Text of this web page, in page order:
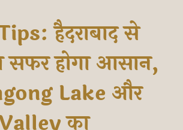
हैदराबाद से
सफर होगा आसान,
Lake और
का